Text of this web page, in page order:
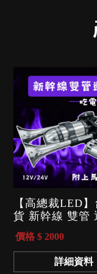
導光效果均勻細
燈更具科技感與
📩 想了解更多規
格或安裝方式，歡
官方 Line：
麻煩告知商品名稱
截圖，小幫手將
服務！
【高總裁LED
貨 新幹線 雙管
叭 氣喇叭 AIR
叭 12V 24V 吃
吃電 高音
價格 $ 2000
詳細資料